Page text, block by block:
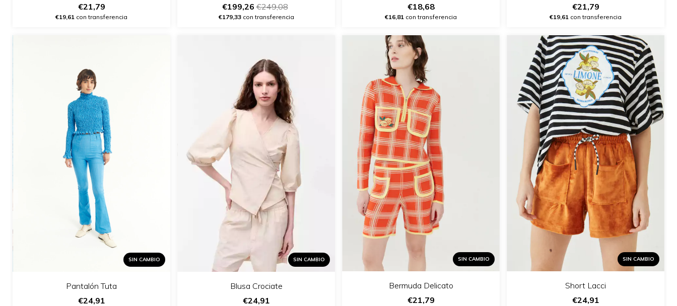
€21,79
€19,61 con transferencia
€199,26€249,08
€179,33con transferencia
€18,68
€16,81 con transferencia
€21,79
€19,61 con transferencia
SIN CAMBIO
Pantalón Tuta
€24,91
SIN CAMBIO
Blusa Crociate
€24,91
SIN CAMBIO
Bermuda Delicato
€21,79
SIN CAMBIO
Short Lacci
€24,91